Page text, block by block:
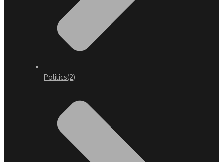
Politics(2)